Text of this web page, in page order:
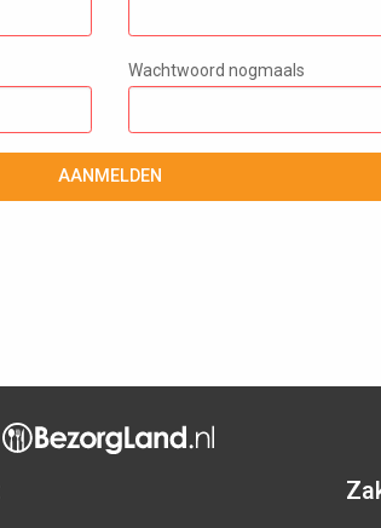
Wachtwoord nogmaals
AANMELDEN